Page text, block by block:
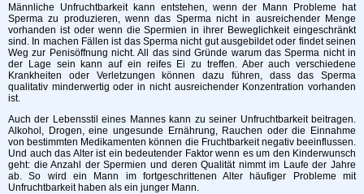
Männliche Unfruchtbarkeit kann entstehen, wenn der Mann Probleme hat
Sperma zu produzieren, wenn das Sperma nicht in ausreichender Menge
vorhanden ist oder wenn die Spermien in ihrer Beweglichkeit eingeschränkt
sind. In machen Fällen ist das Sperma nicht gut ausgebildet oder findet seinen
Weg zur Penisöffnung nicht. All das sind Gründe warum das Sperma nicht in
der Lage sein kann auf ein reifes Ei zu treffen. Aber auch verschiedene
Krankheiten oder Verletzungen können dazu führen, dass das Sperma
qualitativ minderwertig oder in nicht ausreichender Konzentration vorhanden
ist.
Auch der Lebensstil eines Mannes kann zu seiner Unfruchtbarkeit beitragen.
Alkohol, Drogen, eine ungesunde Ernährung, Rauchen oder die Einnahme
von bestimmten Medikamenten können die Fruchtbarkeit negativ beeinflussen.
Und auch das Alter ist ein bedeutender Faktor wenn es um den Kinderwunsch
geht: die Anzahl der Spermien und deren Qualität nimmt im Laufe der Jahre
ab. So wird ein Mann im fortgeschrittenen Alter häufiger Probleme mit
Unfruchtbarkeit haben als ein junger Mann.